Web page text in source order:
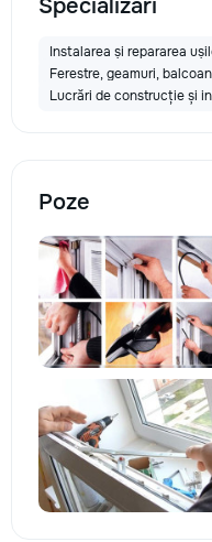
Specializări
Instalarea și repararea
Ferestre, geamuri,
Lucrări de construcție și
Poze